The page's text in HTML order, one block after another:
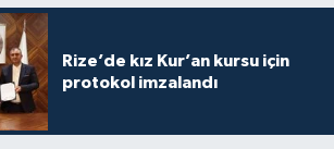
Rize’de kız Kur’an kursu için
protokol imzalandı